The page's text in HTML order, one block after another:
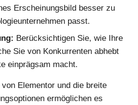
Erscheinungsbild besser zu
passt.
Berücksichtigen Sie, wie Ihre
Sie von Konkurrenten abhebt
einprägsam macht.
Elementor und die breite
ermöglichen es